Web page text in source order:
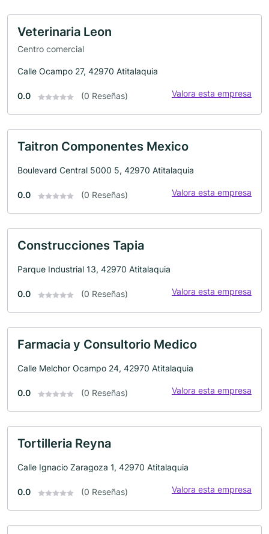
Veterinaria Leon
Centro comercial
Calle Ocampo 27, 42970 Atitalaquia
0.0 (0 Reseñas) Valora esta empresa
Taitron Componentes Mexico
Boulevard Central 5000 5, 42970 Atitalaquia
0.0 (0 Reseñas) Valora esta empresa
Construcciones Tapia
Parque Industrial 13, 42970 Atitalaquia
0.0 (0 Reseñas) Valora esta empresa
Farmacia y Consultorio Medico
Calle Melchor Ocampo 24, 42970 Atitalaquia
0.0 (0 Reseñas) Valora esta empresa
Tortilleria Reyna
Calle Ignacio Zaragoza 1, 42970 Atitalaquia
0.0 (0 Reseñas) Valora esta empresa